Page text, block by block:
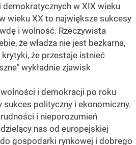
w XIX wieku
wieku XX to największe sukcesy
i wolność. Rzeczywista
że władza nie jest bezkarna,
że przestaje istnieć
wykładnie zjawisk
i demokracji po roku
sukces polityczny i ekonomiczny.
i nieporozumień
nas od europejskiej
gospodarki rynkowej i dobrego